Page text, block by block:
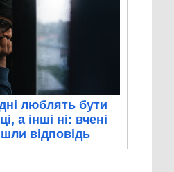
люблять бути
а інші ні: вчені
відповідь